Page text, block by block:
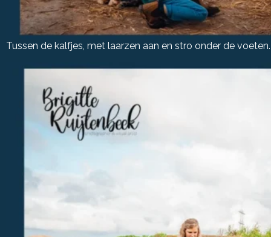
Tussen de kalfjes, met laarzen aan en stro onder de